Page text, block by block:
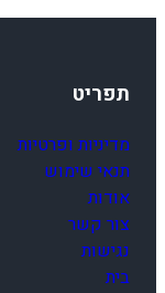
תפריט
מדיניות ופרטיות
תנאי שימוש
אודות
צור קשר
נגישות
בית